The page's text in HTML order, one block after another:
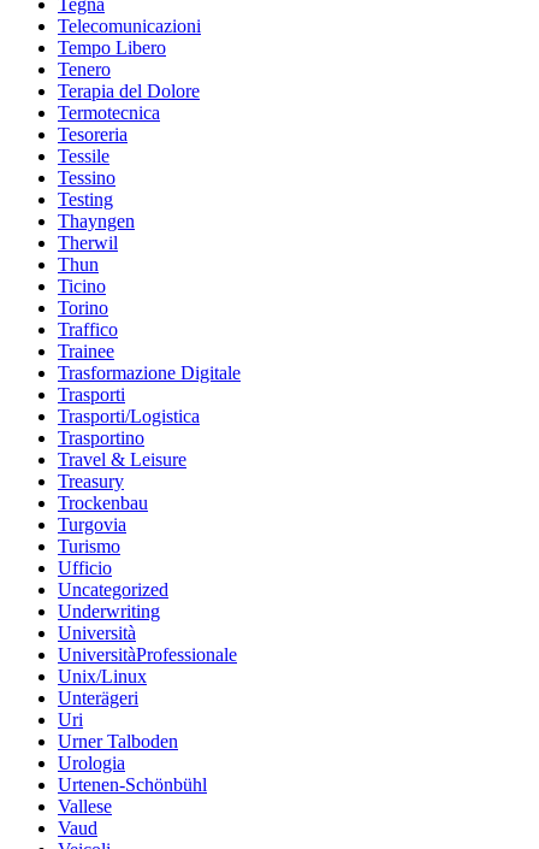
Telecomunicazioni
Tempo Libero
Tenero
Terapia del Dolore
Termotecnica
Tesoreria
Tessile
Tessino
Testing
Thayngen
Therwil
Thun
Ticino
Torino
Traffico
Trainee
Trasformazione Digitale
Trasporti
Trasporti/Logistica
Trasportino
Travel & Leisure
Treasury
Trockenbau
Turgovia
Turismo
Ufficio
Uncategorized
Underwriting
Università
UniversitàProfessionale
Unix/Linux
Unterägeri
Uri
Urner Talboden
Urologia
Urtenen-Schönbühl
Vallese
Vaud